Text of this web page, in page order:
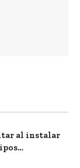
al instalar